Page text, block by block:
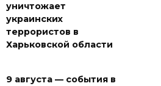
уничтожает
украинских
террористов в
Харьковской области
9 августа — события в